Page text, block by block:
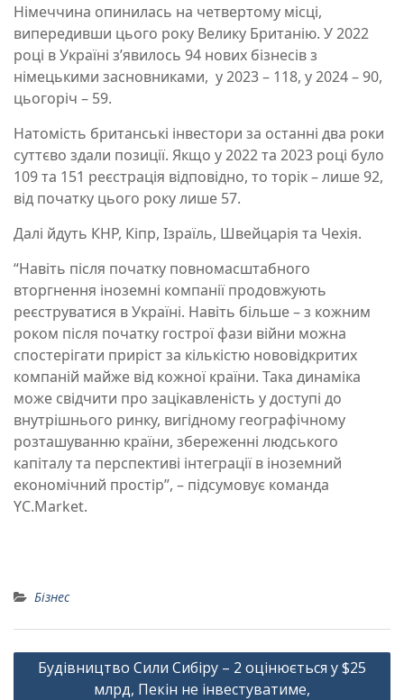
Німеччина опинилась на четвертому місці,
випередивши цього року Велику Британію. У 2022
році в Україні з’явилось 94 нових бізнесів з
німецькими засновниками, у 2023 – 118, у 2024 – 90,
цьогоріч – 59.
Натомість британські інвестори за останні два роки
суттєво здали позиції. Якщо у 2022 та 2023 році було
109 та 151 реєстрація відповідно, то торік– лише 92,
від початку цього року лише 57.
Далі йдуть КНР, Кіпр, Ізраїль, Швейцарія та Чехія.
“Навіть після початку повномасштабного
вторгнення іноземні компанії продовжують
реєструватися в Україні. Навіть більше – з кожним
роком після початку гострої фази війни можна
спостерігати приріст за кількістю нововідкритих
компаній майже від кожної країни. Така динаміка
може свідчити про зацікавленість у доступі до
внутрішнього ринку, вигідному географічному
розташуванню країни, збереженні людського
капіталу та перспективі інтеграції в іноземний
економічний простір”, – підсумовує команда
YC.Market.
Бізнес
Навігація
записів
Будівництво Сили Сибіру – 2 оцінюється у $25
млрд, Пекін не інвестуватиме,